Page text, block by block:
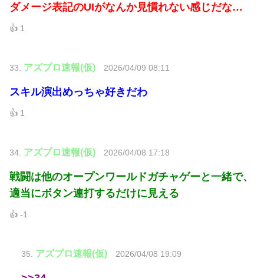
ダメージ表記のUIがなんか見慣れない感じだな…
👍 1
33. アズプロ速報(仮) 2026/04/09 08:11
スキル演出めっちゃ好きだわ
👍 1
34. アズプロ速報(仮) 2026/04/08 17:18
戦闘は他のオープンワールドガチャゲーと一緒で、
適当にボタン連打するだけに見える
👍 -1
35. アズプロ速報(仮) 2026/04/08 19:09